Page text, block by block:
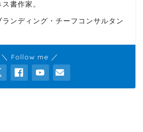
書作家。
ンディング・チーフコンサルタン
＼ Follow me ／